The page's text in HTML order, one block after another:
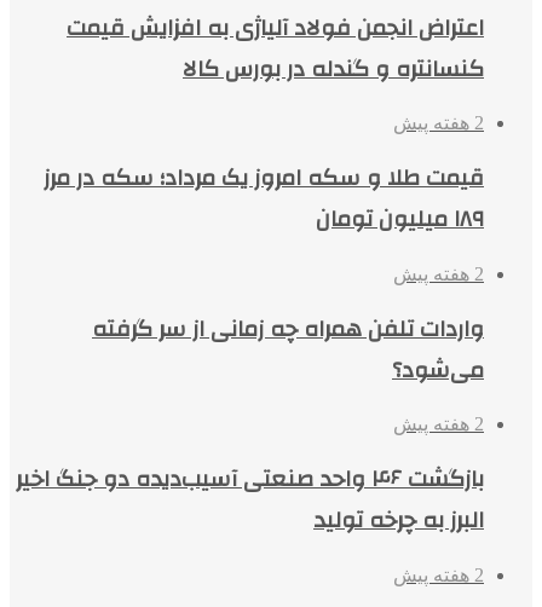
اعتراض انجمن فولاد آلیاژی به افزایش قیمت
کنسانتره و گندله در بورس کالا
2 هفته پیش
قیمت طلا و سکه امروز یک مرداد؛ سکه در مرز
۱۸۹ میلیون تومان
2 هفته پیش
واردات تلفن همراه چه زمانی از سر گرفته
می‌شود؟
2 هفته پیش
بازگشت ۴۶ واحد صنعتی آسیب‌دیده دو جنگ اخیر
البرز به چرخه تولید
2 هفته پیش